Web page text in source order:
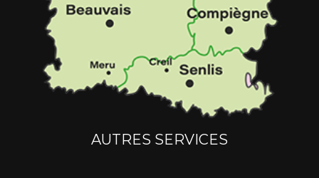
AUTRES SERVICES